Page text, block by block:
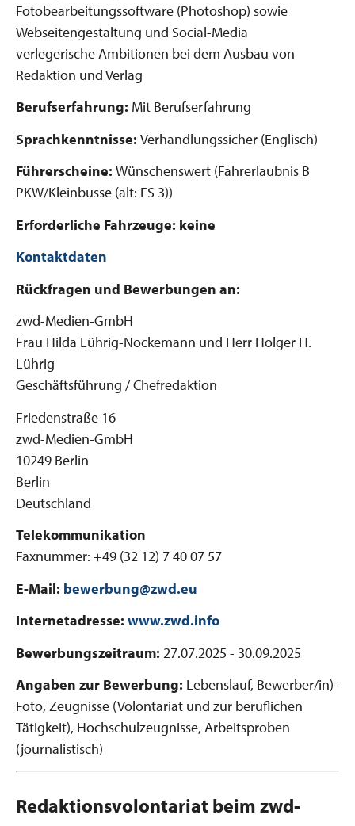
Fotobearbeitungssoftware (Photoshop) sowie
Webseitengestaltung und Social-Media
verlegerische Ambitionen bei dem Ausbau von
Redaktion und Verlag
Berufserfahrung: Mit Berufserfahrung
Sprachkenntnisse: Verhandlungssicher (Englisch)
Führerscheine: Wünschenswert (Fahrerlaubnis B
PKW/Kleinbusse (alt: FS 3))
Erforderliche Fahrzeuge: keine
Kontaktdaten
Rückfragen und Bewerbungen an:
zwd-Medien-GmbH
Frau Hilda Lührig-Nockemann und Herr Holger H.
Lührig
Geschäftsführung / Chefredaktion
Friedenstraße 16
zwd-Medien-GmbH
10249 Berlin
Berlin
Deutschland
Telekommunikation
Faxnummer: +49 (32 12) 7 40 07 57
E-Mail: bewerbung@zwd.eu
Internetadresse: www.zwd.info
Bewerbungszeitraum: 27.07.2025 - 30.09.2025
Angaben zur Bewerbung: Lebenslauf, Bewerber/in)-
Foto, Zeugnisse (Volontariat und zur beruflichen
Tätigkeit), Hochschulzeugnisse, Arbeitsproben
(journalistisch)
Redaktionsvolontariat beim zwd-